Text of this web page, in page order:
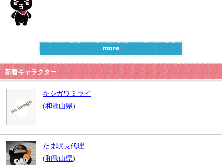
新着キャラクター
キシガワミライ
(和歌山県)
たま駅長代理
(和歌山県)